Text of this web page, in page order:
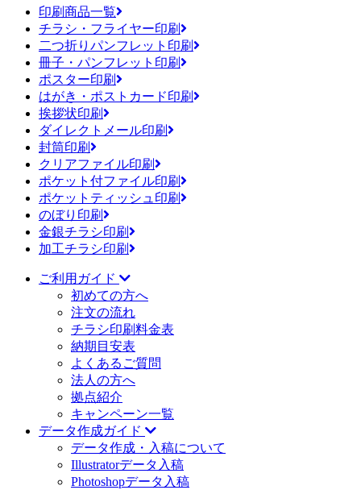
印刷商品一覧
チラシ・フライヤー印刷
二つ折りパンフレット印刷
冊子・パンフレット印刷
ポスター印刷
はがき・ポストカード印刷
挨拶状印刷
ダイレクトメール印刷
封筒印刷
クリアファイル印刷
ポケット付ファイル印刷
ポケットティッシュ印刷
のぼり印刷
金銀チラシ印刷
加工チラシ印刷
ご利用ガイド
初めての方へ
注文の流れ
チラシ印刷料金表
納期目安表
よくあるご質問
法人の方へ
拠点紹介
キャンペーン一覧
データ作成ガイド
データ作成・入稿について
Illustratorデータ入稿
Photoshopデータ入稿